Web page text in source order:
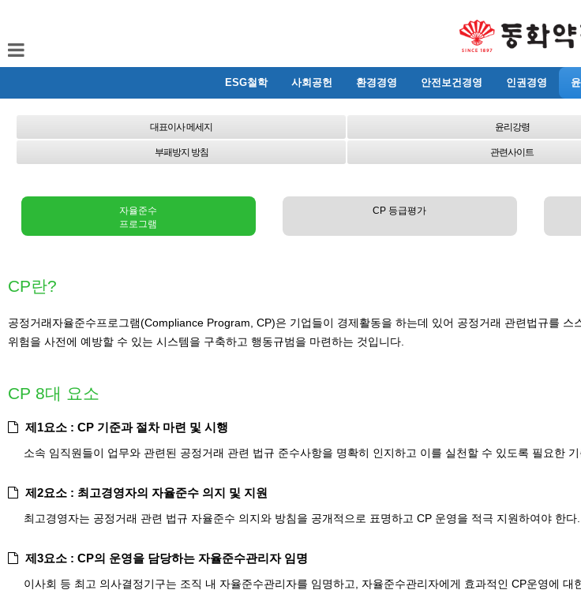
ESG철학 사회공헌 환경경영 안전보건경영 인권경영
대표이사 메세지 윤리강령
부패방지 방침 관련사이트
자율준수
프로그램
CP 등급평가
CP란?
공정거래자율준수프로그램(Compliance Program, CP)은 기업들이 경제활동을 하는데 있어 공정거래 관련법규를
위험을 사전에 예방할 수 있는 시스템을 구축하고 행동규범을 마련하는 것입니다.
CP 8대 요소
제1요소 : CP 기준과 절차 마련 및 시행
소속 임직원들이 업무와 관련된 공정거래 관련 법규 준수사항을 명확히 인지하고 이를 실천할 수 있도록 필요한
제2요소 : 최고경영자의 자율준수 의지 및 지원
최고경영자는 공정거래 관련 법규 자율준수 의지와 방침을 공개적으로 표명하고 CP 운영을 적극 지원하여야 한다.
제3요소 : CP의 운영을 담당하는 자율준수관리자 임명
이사회 등 최고 의사결정기구는 조직 내 자율준수관리자를 임명하고, 자율준수관리자에게 효과적인 CP운영에 대